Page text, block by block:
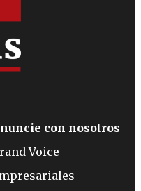
con nosotros
Voice